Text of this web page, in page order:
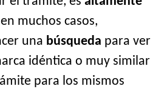
muchos casos,
una búsqueda para ver
idéntica o muy similar
para los mismos